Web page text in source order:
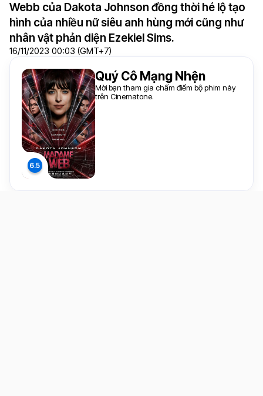
Webb của Dakota Johnson đồng thời hé lộ tạo
hình của nhiều nữ siêu anh hùng mới cũng như
nhân vật phản diện Ezekiel Sims.
16/11/2023 00:03 (GMT+7)
Quý Cô Mạng Nhện
Mời bạn tham gia chấm điểm bộ phim này
trên Cinematone.